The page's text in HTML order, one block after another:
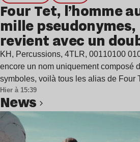
Four Tet, l’homme
mille pseudonymes,
revient avec un
single
KH, Percussions, 4TLR, 00110100
encore un nom uniquement composé
symboles, voilà tous les alias de Four
Hier à 15:39
news